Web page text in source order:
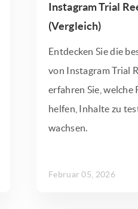
Instagram Trial
(Vergleich)
Entdecken Sie die
von Instagram Trial
erfahren Sie,
helfen, Inhalte zu
wachsen.
Februar 05, 2026